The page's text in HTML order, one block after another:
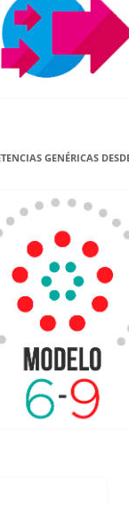
GENÉRICAS